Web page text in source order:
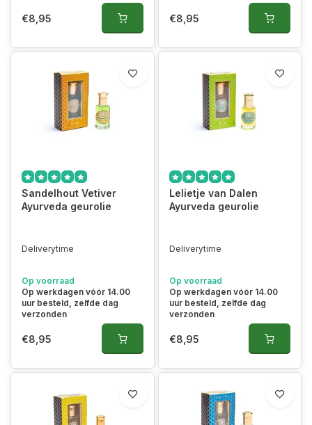
€8,95 €8,95
Sandelhout Vetiver
Ayurveda geurolie
Deliverytime
Op voorraad
Op werkdagen vóór 14.00
uur besteld, zelfde dag
verzonden
€8,95
Lelietje van Dalen
Ayurveda geurolie
Deliverytime
Op voorraad
Op werkdagen vóór 14.00
uur besteld, zelfde dag
verzonden
€8,95